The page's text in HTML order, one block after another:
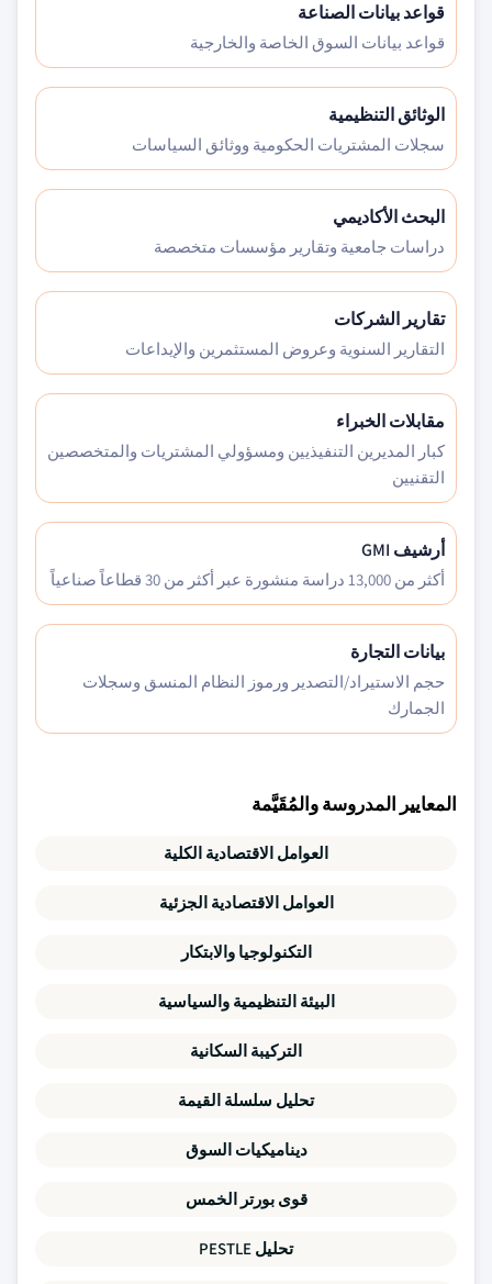
قواعد بيانات الصناعة
قواعد بيانات السوق الخاصة والخارجية
الوثائق التنظيمية
سجلات المشتريات الحكومية ووثائق السياسات
البحث الأكاديمي
دراسات جامعية وتقارير مؤسسات متخصصة
تقارير الشركات
التقارير السنوية وعروض المستثمرين والإيداعات
مقابلات الخبراء
كبار المديرين التنفيذيين ومسؤولي المشتريات والمتخصصين
التقنيين
أرشيف GMI
أكثر من 13,000 دراسة منشورة عبر أكثر من 30 قطاعاً صناعياً
بيانات التجارة
حجم الاستيراد/التصدير ورموز النظام المنسق وسجلات
الجمارك
المعايير المدروسة والمُقَيَّمة
العوامل الاقتصادية الكلية
العوامل الاقتصادية الجزئية
التكنولوجيا والابتكار
البيئة التنظيمية والسياسية
التركيبة السكانية
تحليل سلسلة القيمة
ديناميكيات السوق
قوى بورتر الخمس
تحليل PESTLE